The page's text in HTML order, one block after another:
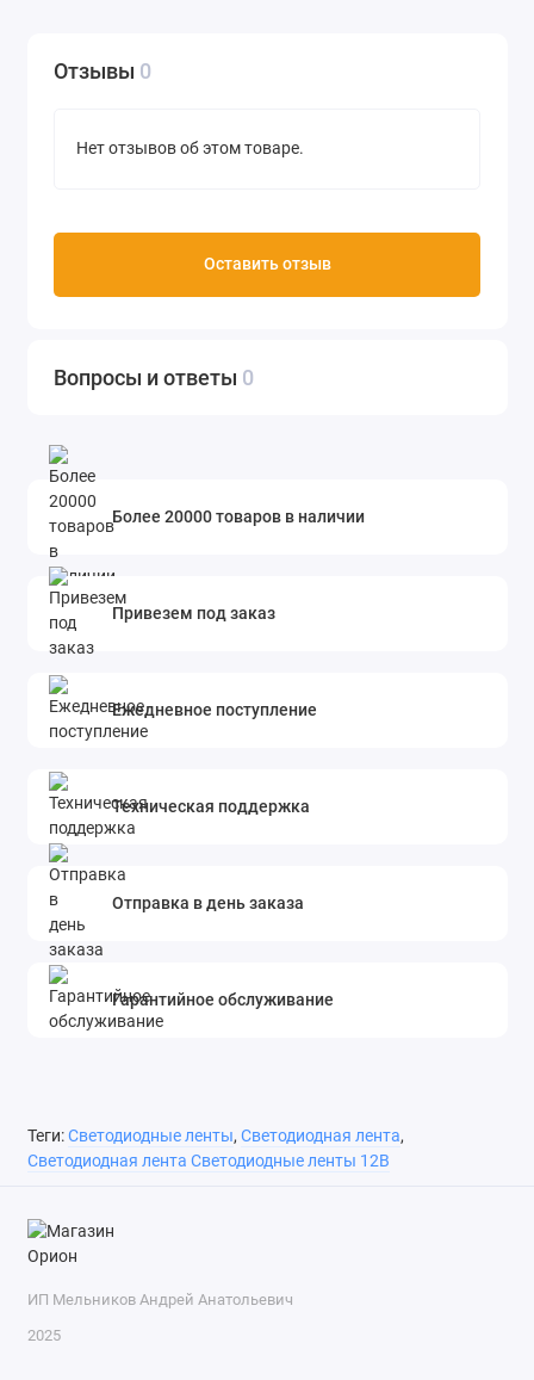
Отзывы 0
Нет отзывов об этом товаре.
Оставить отзыв
Вопросы и ответы 0
Более 20000 товаров в наличии
Привезем под заказ
Ежедневное поступление
Техническая поддержка
Отправка в день заказа
Гарантийное обслуживание
Теги:Светодиодные ленты, Светодиодная лента,
Светодиодная лента Светодиодные ленты 12В
ИП Мельников Андрей Анатольевич
2025